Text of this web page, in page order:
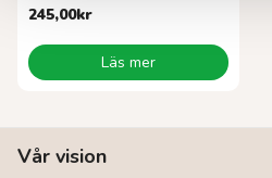
245,00kr
Läs mer
Vår vision